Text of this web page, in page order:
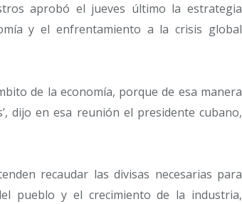
aprobó el jueves último la estrategia
y el enfrentamiento a la crisis global
de la economía, porque de esa manera
dijo en esa reunión el presidente cubano,
recaudar las divisas necesarias para
pueblo y el crecimiento de la industria,